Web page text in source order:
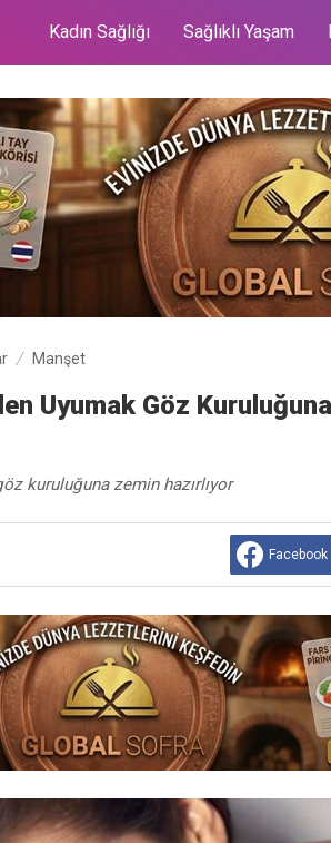
Kadın Sağlığı Sağlıklı Yaşam
Manşet
Uyumak Göz
kuruluğuna zemin hazırlıyor
Facebook